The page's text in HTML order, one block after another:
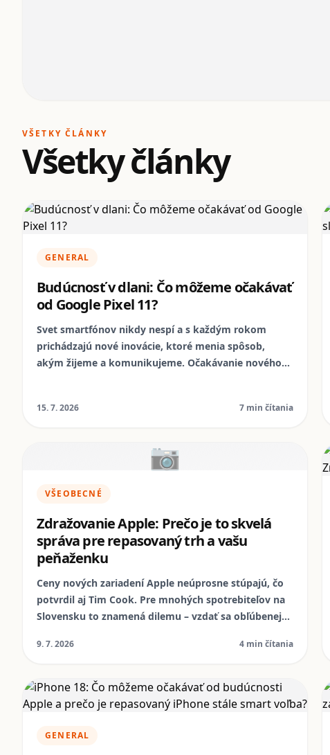
VŠETKY ČLÁNKY
Všetky články
GENERAL
Budúcnosť v dlani: Čo môžeme očakávať
od Google Pixel 11?
Svet smartfónov nikdy nespí a s každým rokom
prichádzajú nové inovácie, ktoré menia spôsob,
akým žijeme a komunikujeme. Očakávanie nového
prinesie. Poďme sa spoločne pozrieť na to, čo by
ako sa to spája s udržateľnosťou, ktorú presadzuje
15. 7. 2026 7 min čítania
📷
VŠEOBECNÉ
Zdražovanie Apple: Prečo je to skvelá
správa pre repasovaný trh a vašu
peňaženku
Ceny nových zariadení Apple neúprosne stúpajú, čo
potvrdil aj Tim Cook. Pre mnohých spotrebiteľov na
Slovensku to znamená dilemu – vzdať sa obľúbenej
tento trend otvára dvere pre repasované smartfóny,
NomoPhone je pripravený byť vaším spoľahlivým
partnerom.
9. 7. 2026 4 min čítania
GENERAL